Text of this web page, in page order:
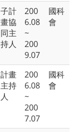
子計
畫協
同主
持人
200
6.08
~
200
9.07
國科
會
計畫
主持
人
200
6.08
~
200
7.07
國科
會